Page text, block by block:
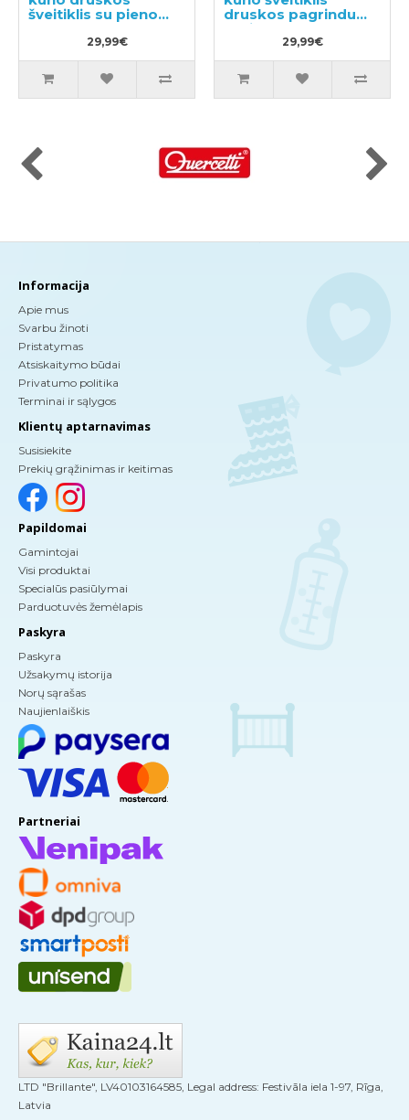
šveitiklis su pieno
29,99€
druskos pagrindu
greipfruto aromatas
29,99€
Informacija
Apie mus
Svarbu žinoti
Pristatymas
Atsiskaitymo būdai
Privatumo politika
Terminai ir sąlygos
Klientų aptarnavimas
Susisiekite
Prekių grąžinimas ir keitimas
Papildomai
Gamintojai
Visi produktai
Specialūs pasiūlymai
Parduotuvės žemėlapis
Paskyra
Paskyra
Užsakymų istorija
Norų sąrašas
Naujienlaiškis
Partneriai
LTD "Brillante", LV40103164585, Legal address: Festivāla iela 1-97, Rīga,
Latvia